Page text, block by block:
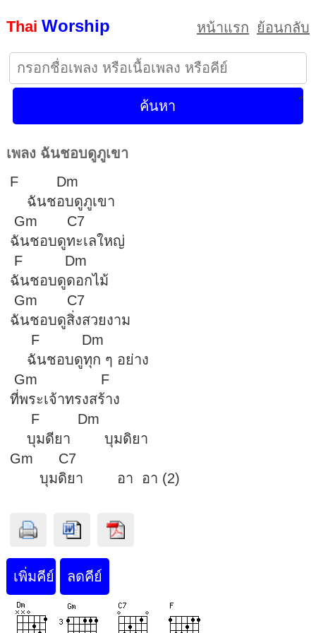
Thai Worship หน้าแรก ย้อนกลับ
เพลง ฉันชอบดูภูเขา
F Dm
ฉันชอบดูภูเขา
Gm C7
ฉันชอบดูทะเลใหญ่
F Dm
ฉันชอบดูดอกไม้
Gm C7
ฉันชอบดูสิ่งสวยงาม
F Dm
ฉันชอบดูทุก ๆ อย่าง
Gm F
ที่พระเจ้าทรงสร้าง
F Dm
บุมดียา บุมดิยา
Gm C7
บุมดิยา อา อา (2)